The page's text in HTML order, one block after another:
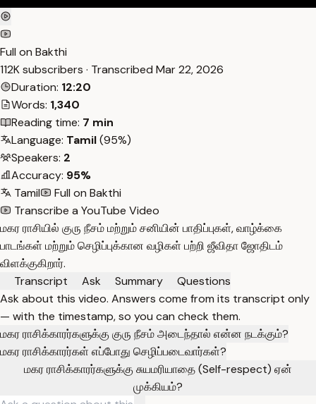
Full on Bakthi
112K subscribers · Transcribed Mar 22, 2026
Duration: 12:20
Words: 1,340
Reading time: 7 min
Language: Tamil(95%)
Speakers: 2
Accuracy: 95%
Tamil
Full on Bakthi
Transcribe a YouTube Video
மகர ராசியில் குரு நீசம் மற்றும் சனியின் பாதிப்புகள், வாழ்க்கை
பாடங்கள் மற்றும் செழிப்புக்கான வழிகள் பற்றி ஜீவிதா ஜோதிடம்
விளக்குகிறார்.
Transcript
Ask Summary
Questions
Ask about this video. Answers come from its transcript only
— with the timestamp, so you can check them.
மகர ராசிக்காரர்களுக்கு குரு நீசம் அடைந்தால் என்ன நடக்கும்?
மகர ராசிக்காரர்கள் எப்போது செழிப்படைவார்கள்?
மகர ராசிக்காரர்களுக்கு சுயமரியாதை (Self-respect) ஏன்
முக்கியம்?